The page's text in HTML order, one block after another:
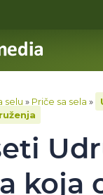
selu » Priče sa sela »
koja